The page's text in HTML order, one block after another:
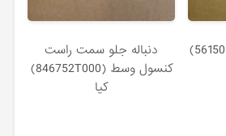
پد بوق فرمان (561501W100)
دنباله جلو سمت راست
كنسول وسط (846752T000)
کیا